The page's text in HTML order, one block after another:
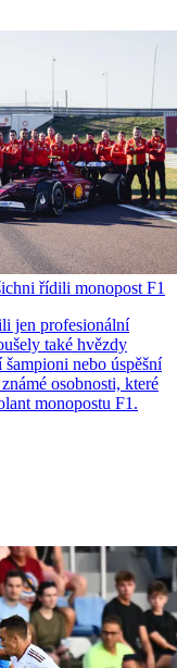
řídili monopost F1
jen profesionální
také hvězdy
nebo úspěšní
osobnosti, které
monopostu F1.